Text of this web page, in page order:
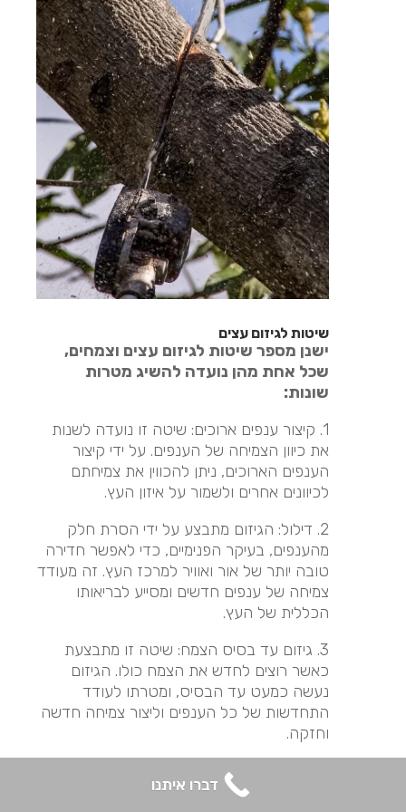
שיטות לגיזום עצים
ישנן מספר שיטות לגיזום עצים וצמחים,
שכל אחת מהן נועדה להשיג מטרות
שונות:
1. קיצור ענפים ארוכים: שיטה זו נועדה לשנות
את כיוון הצמיחה של הענפים. על ידי קיצור
הענפים הארוכים, ניתן להכווין את צמיחתם
לכיוונים אחרים ולשמור על איזון העץ.
2. דילול: הגיזום מתבצע על ידי הסרת חלק
מהענפים, בעיקר הפנימיים, כדי לאפשר חדירה
טובה יותר של אור ואוויר למרכז העץ. זה מעודד
צמיחה של ענפים חדשים ומסייע לבריאותו
הכללית של העץ.
3. גיזום עד בסיס הצמח: שיטה זו מתבצעת
כאשר רוצים לחדש את הצמח כולו. הגיזום
נעשה כמעט עד הבסיס, ומטרתו לעודד
התחדשות של כל הענפים וליצור צמיחה חדשה
וחזקה.
4. הרמת נוף: גיזום שמטרתו להסיר את הענפים
הנמוכים של העץ, ובכך להגביה את כיפת העץ
דברו איתנו